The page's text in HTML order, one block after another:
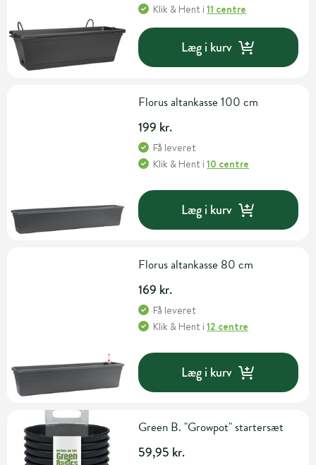
Klik & Hent i11 centre
Læg i kurv
Florus altankasse 100 cm
199 kr.
Få leveret
Klik & Hent i10 centre
Læg i kurv
Florus altankasse 80 cm
169 kr.
Få leveret
Klik & Hent i12 centre
Læg i kurv
Green B. "Growpot" startersæt
59,95 kr.